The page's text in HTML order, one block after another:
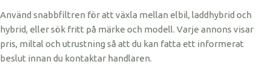
Använd snabbfiltren för att växla mellan elbil, laddhybrid och
hybrid, eller sök fritt på märke och modell. Varje annons visar
pris, miltal och utrustning så att du kan fatta ett informerat
beslut innan du kontaktar handlaren.